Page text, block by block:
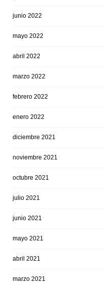
junio 2022
mayo 2022
abril 2022
marzo 2022
febrero 2022
enero 2022
diciembre 2021
noviembre 2021
octubre 2021
julio 2021
junio 2021
mayo 2021
abril 2021
marzo 2021